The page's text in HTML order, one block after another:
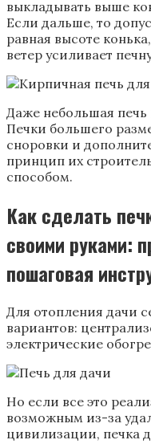
выкладывать выше
Если дальше, то
равная высоте
ветер усиливает
Даже небольшая
Печки большего
сноровки и
принцип их
способом.
Как сделать
своими руками:
пошаговая
Для отопления дачи
вариантов:
электрические
Но если все это
возможным из-за
цивилизации, печка